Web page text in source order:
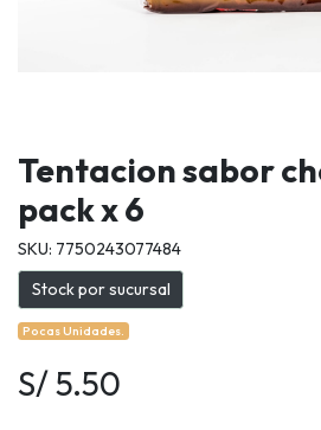
Tentacion sabor
pack x 6
SKU: 7750243077484
Stock por sucursal
Pocas Unidades.
S/ 5.50